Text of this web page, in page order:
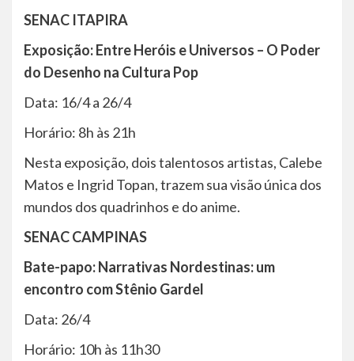
SENAC ITAPIRA
Exposição: Entre Heróis e Universos – O Poder
do Desenho na Cultura Pop
Data: 16/4 a 26/4
Horário: 8h às 21h
Nesta exposição, dois talentosos artistas, Calebe
Matos e Ingrid Topan, trazem sua visão única dos
mundos dos quadrinhos e do anime.
SENAC CAMPINAS
Bate-papo: Narrativas Nordestinas: um
encontro com Stênio Gardel
Data: 26/4
Horário: 10h às 11h30